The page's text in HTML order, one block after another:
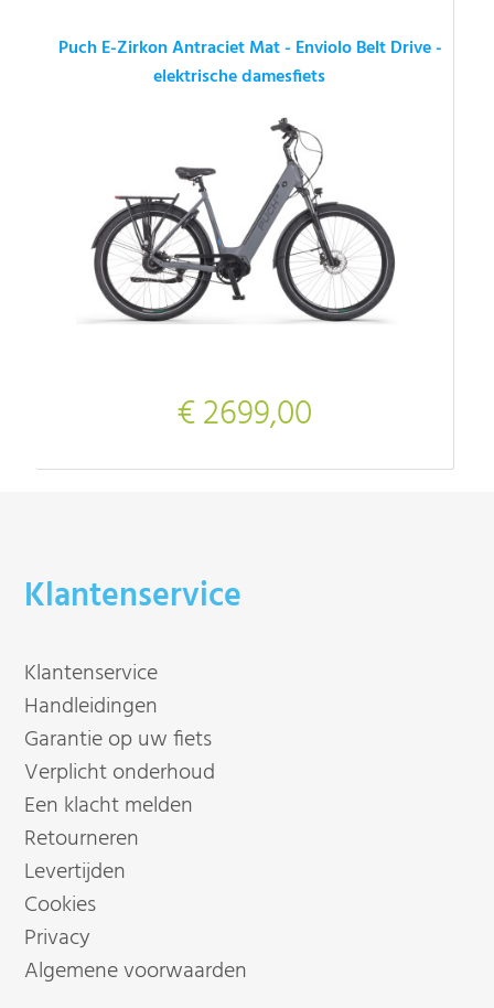
Puch E-Zirkon Antraciet Mat - Enviolo Belt Drive -
elektrische damesfiets
€ 2699,00
Klantenservice
Klantenservice
Handleidingen
Garantie op uw fiets
Verplicht onderhoud
Een klacht melden
Retourneren
Levertijden
Cookies
Privacy
Algemene voorwaarden